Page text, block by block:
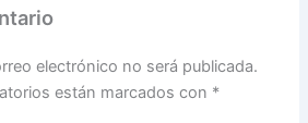
electrónico no será publicada.
están marcados con *